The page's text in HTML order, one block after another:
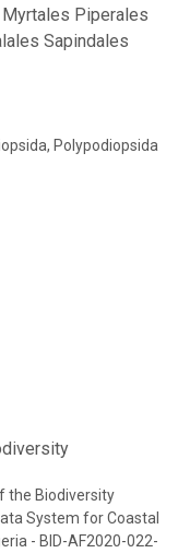
Piperales
Sapindales
Polypodiopsida
the Biodiversity
System for Coastal
- BID-AF2020-022-